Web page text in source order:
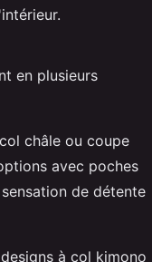
en plusieurs
châle ou coupe
avec poches
de détente
à col kimono